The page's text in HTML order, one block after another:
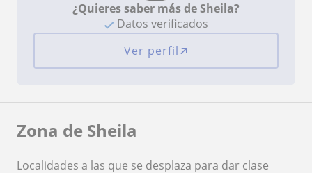
¿Quieres saber más de Sheila?
Datos verificados
Ver perfil
Zona de Sheila
Localidades a las que se desplaza para dar clase